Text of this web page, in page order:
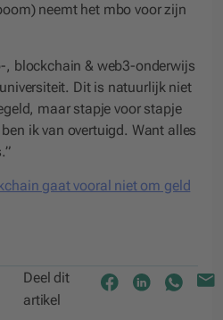
neemt het mbo voor zijn
, blockchain & web3-onderwijs
Dit is natuurlijk niet
maar stapje voor stapje
ik van overtuigd. Want alles
gaat vooral niet om geld
Deel dit
artikel